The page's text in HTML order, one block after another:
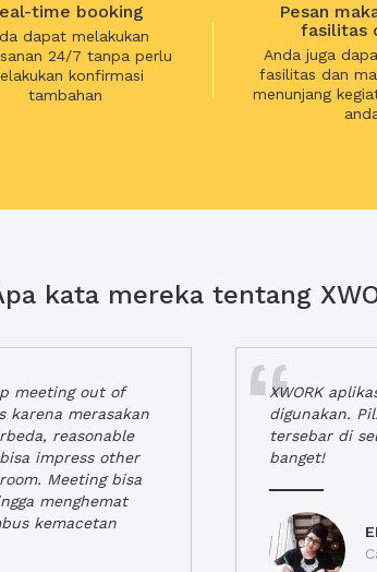
time booking
dapat melakukan
24/7 tanpa perlu
konfirmasi
tambahan
Pesan
fasilitas
Anda juga
fasilitas dan
menunjang
kata mereka tentang
meeting out of
karena merasakan
reasonable
impress other
Meeting bisa
menghemat
kemacetan
XWORK
digunakan.
tersebar di
banget!